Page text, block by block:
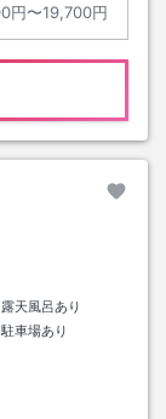
円〜19,700円
露天風呂あり
駐車場あり